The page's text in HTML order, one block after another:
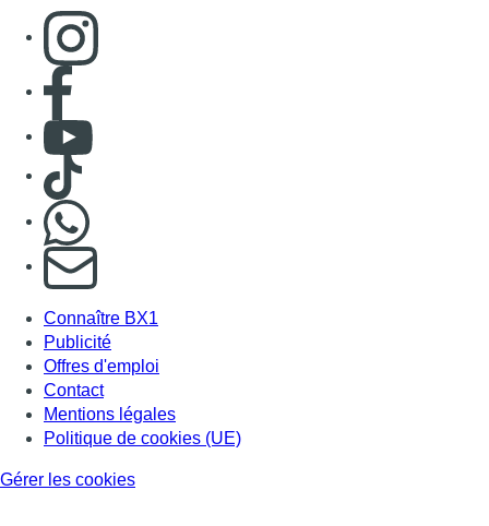
Consulter page Instagram
Consulter page Facebook
Consulter Youtube
Consulter TikTok
S'abonner à notre newsletter
Connaître BX1
Publicité
Offres d'emploi
Contact
Mentions légales
Politique de cookies (UE)
Gérer les cookies